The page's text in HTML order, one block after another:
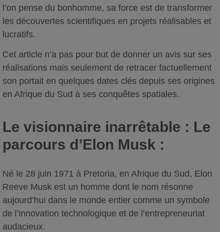
l’on pense du bonhomme, sa force est de transformer
les découvertes scientifiques en projets réalisables et
lucratifs.
Cet article n’a pas pour but de donner un avis sur ses
réalisations mais seulement de retracer factuellement
son portait en quelques dates clés depuis ses origines
en Afrique du Sud à ses conquêtes spatiales.
Le visionnaire inarrêtable : Le
parcours d’Elon Musk :
Né le 28 juin 1971 à Pretoria, en Afrique du Sud, Elon
Reeve Musk est un homme dont le nom résonne
aujourd’hui dans le monde entier comme un symbole
de l’innovation technologique et de l’entrepreneuriat
audacieux.